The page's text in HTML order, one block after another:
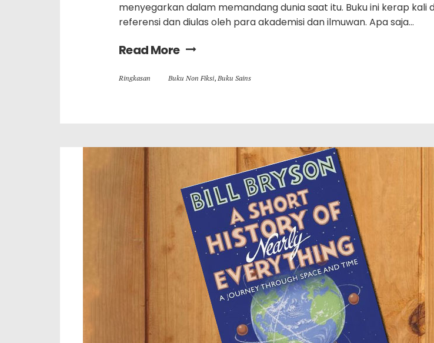
menyegarkan dalam memandang dunia saat itu. Buku ini kerap kali
referensi dan diulas oleh para akademisi dan ilmuwan. Apa saja…
Read More
Ringkasan Buku Non Fiksi, Buku Sains